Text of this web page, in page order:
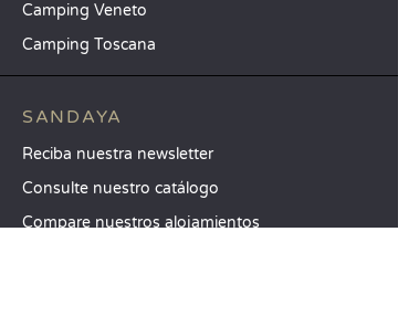
Camping Veneto
Camping Toscana
SANDAYA
Reciba nuestra newsletter
Consulte nuestro catálogo
Compare nuestros alojamientos